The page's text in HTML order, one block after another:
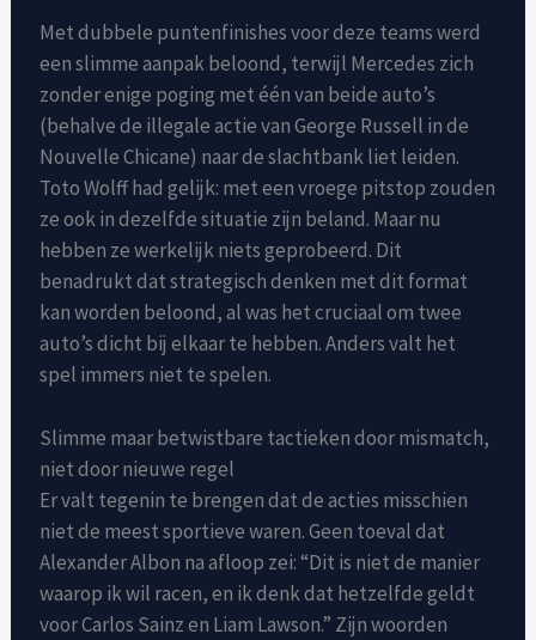
Met dubbele puntenfinishes voor deze teams werd
een slimme aanpak beloond, terwijl Mercedes zich
zonder enige poging met één van beide auto’s
(behalve de illegale actie van George Russell in de
Nouvelle Chicane) naar de slachtbank liet leiden.
Toto Wolff had gelijk: met een vroege pitstop zouden
ze ook in dezelfde situatie zijn beland. Maar nu
hebben ze werkelijk niets geprobeerd. Dit
benadrukt dat strategisch denken met dit format
kan worden beloond, al was het cruciaal om twee
auto’s dicht bij elkaar te hebben. Anders valt het
spel immers niet te spelen.
Slimme maar betwistbare tactieken door mismatch,
niet door nieuwe regel
Er valt tegenin te brengen dat de acties misschien
niet de meest sportieve waren. Geen toeval dat
Alexander Albon na afloop zei: “Dit is niet de manier
waarop ik wil racen, en ik denk dat hetzelfde geldt
voor Carlos Sainz en Liam Lawson.” Zijn woorden